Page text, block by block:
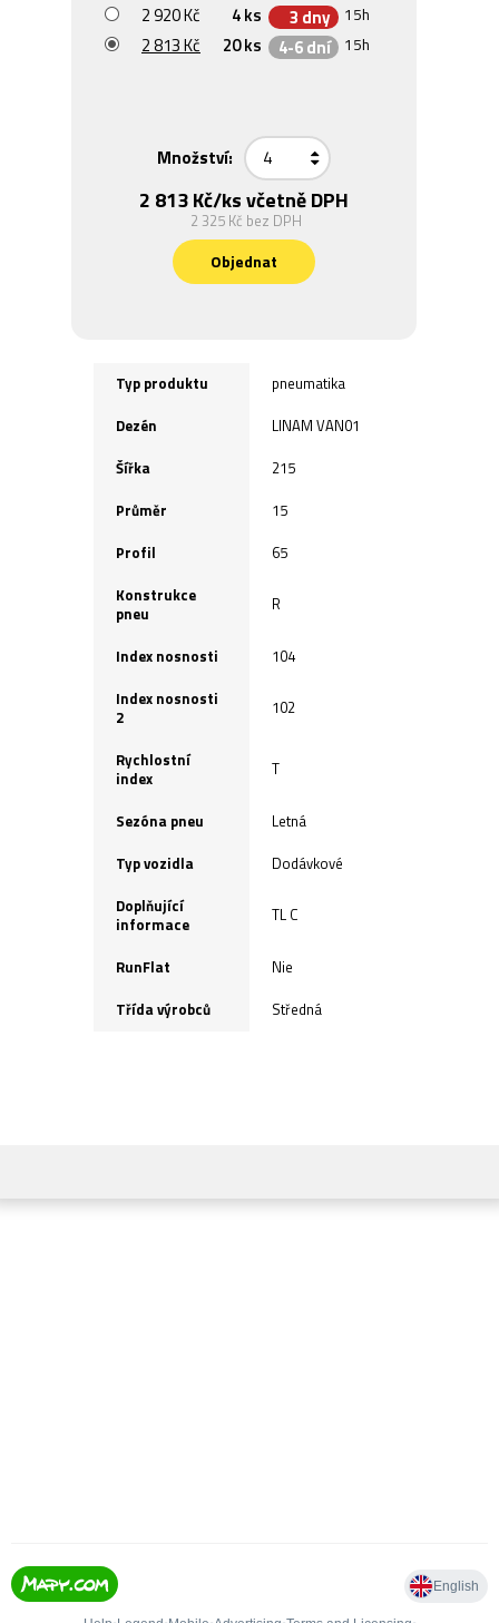
2 920 Kč 4 ks 3 dny 15h
2 813 Kč 20 ks 4-6 dní 15h
Množství:
2 813 Kč/ks včetně DPH
2 325 Kč bez DPH
Objednat
Typ produktu
pneumatika
Dezén
LINAM VAN01
Šířka
215
Průměr
15
Profil
65
Konstrukce
pneu
R
Index nosnosti
104
Index nosnosti
2
102
Rychlostní
index
T
Sezóna pneu
Letná
Typ vozidla
Dodávkové
Doplňující
informace
TL C
RunFlat
Nie
Třída výrobců
Středná